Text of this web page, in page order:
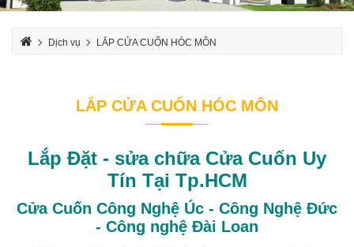
Dịch vụ LẮP CỬA CUỐN HÓC MÔN
LẮP CỬA CUỐN HÓC MÔN
Lắp Đặt - sửa chữa Cửa Cuốn Uy
Tín Tại Tp.HCM
Cửa Cuốn Công Nghệ Úc - Công Nghệ Đức
- Công nghệ Đài Loan